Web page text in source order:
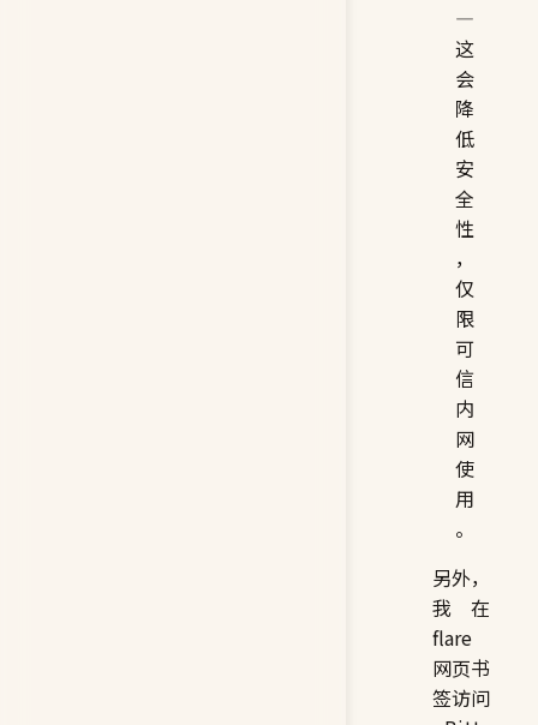
—
这
会
降
低
安
全
性
，
仅
限
可
信
内
网
使
用
。
另外，
我在
flare
网页书
签访问